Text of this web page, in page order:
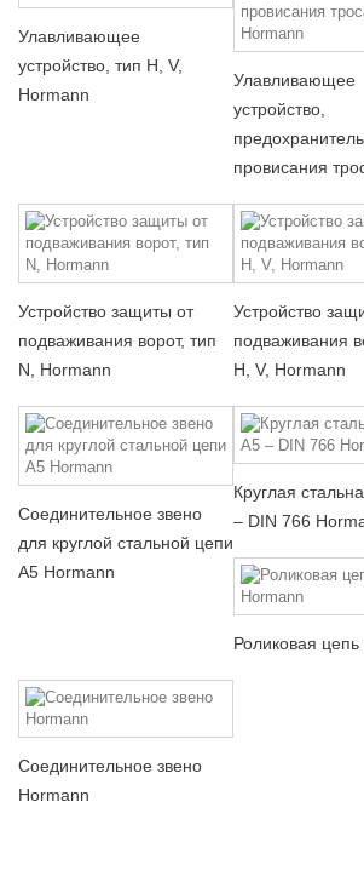
Улавливающее
устройство, тип H, V,
Hormann
Улавливающее
устройство,
провисания
Устройство защиты от
подваживания ворот, тип
N, Hormann
Устройство
подваживания
H, V, Hormann
Соединительное звено
для круглой стальной цепи
A5 Hormann
Круглая
– DIN 766
Роликовая
Соединительное звено
Hormann